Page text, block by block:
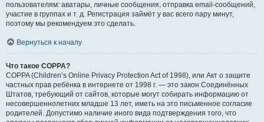
пользователям: аватары, личные сообщения, отправка email-сообщений,
участие в группах и т. д. Регистрация займёт у вас всего пару минут,
поэтому мы рекомендуем это сделать.
Вернуться к началу
Что такое COPPA?
COPPA (Children’s Online Privacy Protection Act of 1998), или Акт о защите
частных прав ребёнка в интернете от 1998 г. — это закон Соединённых
Штатов, требующий от сайтов, которые могут собирать информацию от
несовершеннолетних младше 13 лет, иметь на это письменное согласие
родителей. Допустимо наличие иного вида подтверждения того, что